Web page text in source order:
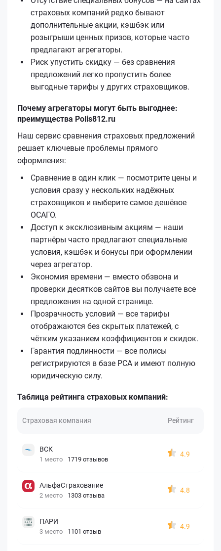
страховых компаний редко бывают
дополнительные акции, кэшбэк или
розыгрыши ценных призов, которые часто
предлагают агрегаторы.
Риск упустить скидку — без сравнения
предложений легко пропустить более
выгодные тарифы у других страховщиков.
Почему агрегаторы могут быть выгоднее:
преимущества Polis812.ru
Наш сервис сравнения страховых предложений
решает ключевые проблемы прямого
оформления:
Сравнение в один клик — посмотрите цены и
условия сразу у нескольких надёжных
страховщиков и выберите самое дешёвое
ОСАГО.
Доступ к эксклюзивным акциям — наши
партнёры часто предлагают специальные
условия, кэшбэк и бонусы при оформлении
через агрегатор.
Экономия времени — вместо обзвона и
проверки десятков сайтов вы получаете все
предложения на одной странице.
Прозрачность условий — все тарифы
отображаются без скрытых платежей, с
чётким указанием коэффициентов и скидок.
Гарантия подлинности — все полисы
регистрируются в базе РСА и имеют полную
юридическую силу.
Таблица рейтинга страховых компаний:
Страховая компания Рейтинг
ВСК
1 место 1719 отзывов
4.9
АльфаСтрахование
2 место 1303 отзыва
4.8
ПАРИ
3 место 1101 отзыв
4.9